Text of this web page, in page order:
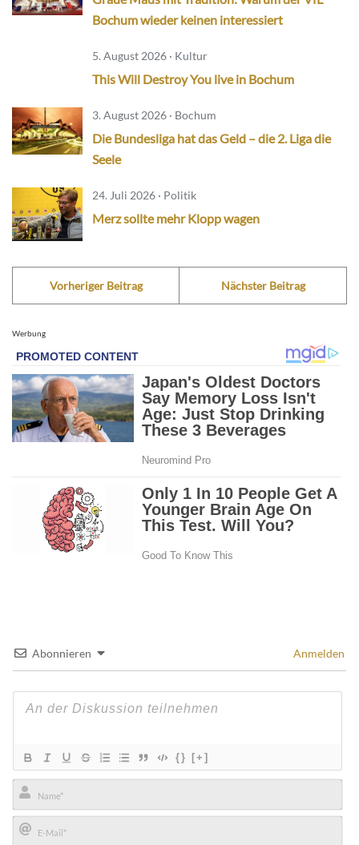
Bochum wieder keinen interessiert
5. August 2026 · Kultur
This Will Destroy You live in Bochum
3. August 2026 · Bochum
Die Bundesliga hat das Geld – die 2. Liga die
Seele
24. Juli 2026 · Politik
Merz sollte mehr Klopp wagen
Vorheriger Beitrag Nächster Beitrag
Werbung
Abonnieren Anmelden
{} [+]
Name*